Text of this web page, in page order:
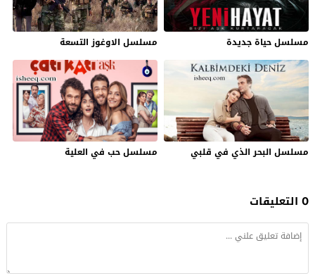
مسلسل حياة جديدة مسلسل الاوغوز التسعة
مسلسل البحر الذي في قلبي مسلسل حب في العلية
0 التعليقات